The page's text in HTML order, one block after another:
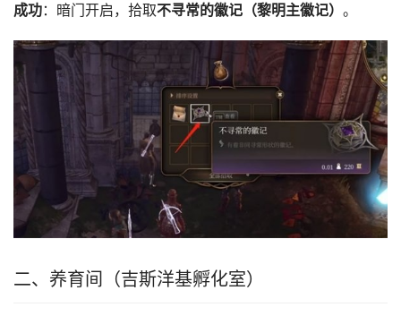
成功：暗门开启，拾取不寻常的徽记（黎明主徽记） 。
二、养育间（吉斯洋基孵化室）